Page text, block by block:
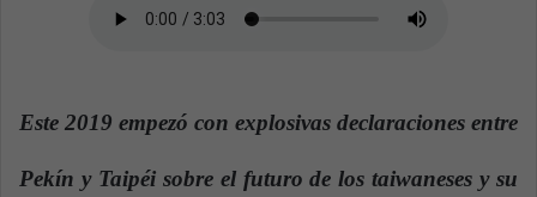
a
l
Este 2019 empezó con explosivas declaraciones entre
Pekín y Taipéi sobre el futuro de los taiwaneses y su